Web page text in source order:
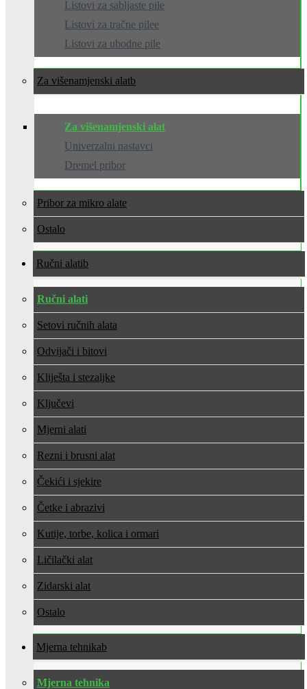
Listovi za sabljaste pile
Listovi za tračne pilee
Listovi za ubodne pile
Za višenamjenski alat
Za višenamjenski alat
Univerzalni nastavci
Dremel pribor
Pribor za mikro alate
Ostalo
Ručni alati
Ručni alati
Setovi ručnih alata
Odvijači i bitovi
Kliješta i stezaljke
Ključevi
Mjerni alati
Rezni i brusni alat
Čekići i sjekire
Četke i abrazivi
Kutije, torbe, kolica i ormari
Ličilački alat
Zidarski alat
Ostalo
Mjerna tehnika
Mjerna tehnika